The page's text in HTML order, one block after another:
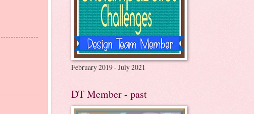
February 2019 - July 2021
DT Member - past